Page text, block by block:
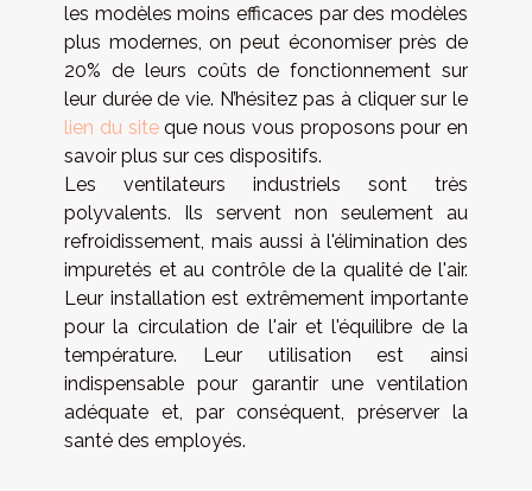
les modèles moins efficaces par des modèles
plus modernes, on peut économiser près de
20% de leurs coûts de fonctionnement sur
leur durée de vie. N’hésitez pas à cliquer sur le
lien du siteque nous vous proposons pour en
savoir plus sur ces dispositifs.
Les ventilateurs industriels sont très
polyvalents. Ils servent non seulement au
refroidissement, mais aussi à l'élimination des
impuretés et au contrôle de la qualité de l'air.
Leur installation est extrêmement importante
pour la circulation de l'air et l'équilibre de la
température. Leur utilisation est ainsi
indispensable pour garantir une ventilation
adéquate et, par conséquent, préserver la
santé des employés.